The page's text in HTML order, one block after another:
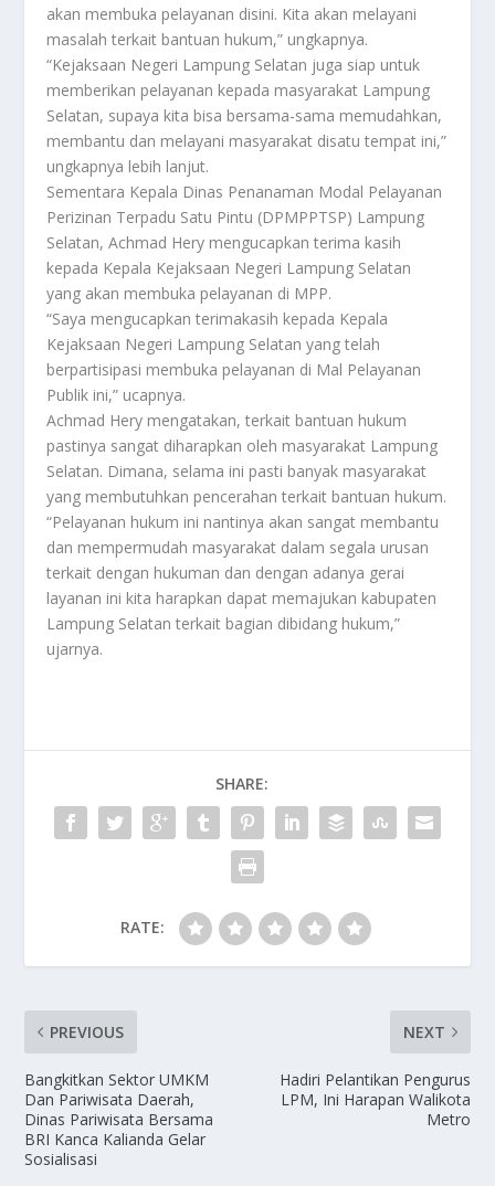
akan membuka pelayanan disini. Kita akan melayani
masalah terkait bantuan hukum,” ungkapnya.
“Kejaksaan Negeri Lampung Selatan juga siap untuk
memberikan pelayanan kepada masyarakat Lampung
Selatan, supaya kita bisa bersama-sama memudahkan,
membantu dan melayani masyarakat disatu tempat ini,”
ungkapnya lebih lanjut.
Sementara Kepala Dinas Penanaman Modal Pelayanan
Perizinan Terpadu Satu Pintu (DPMPPTSP) Lampung
Selatan, Achmad Hery mengucapkan terima kasih
kepada Kepala Kejaksaan Negeri Lampung Selatan
yang akan membuka pelayanan di MPP.
“Saya mengucapkan terimakasih kepada Kepala
Kejaksaan Negeri Lampung Selatan yang telah
berpartisipasi membuka pelayanan di Mal Pelayanan
Publik ini,” ucapnya.
Achmad Hery mengatakan, terkait bantuan hukum
pastinya sangat diharapkan oleh masyarakat Lampung
Selatan. Dimana, selama ini pasti banyak masyarakat
yang membutuhkan pencerahan terkait bantuan hukum.
“Pelayanan hukum ini nantinya akan sangat membantu
dan mempermudah masyarakat dalam segala urusan
terkait dengan hukuman dan dengan adanya gerai
layanan ini kita harapkan dapat memajukan kabupaten
Lampung Selatan terkait bagian dibidang hukum,”
ujarnya.
SHARE:
RATE:
PREVIOUS
Bangkitkan Sektor UMKM
Dan Pariwisata Daerah,
Dinas Pariwisata Bersama
BRI Kanca Kalianda Gelar
Sosialisasi
NEXT
Hadiri Pelantikan Pengurus
LPM, Ini Harapan Walikota
Metro